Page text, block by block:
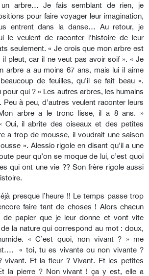
un arbre… Je fais semblant de rien, je
pour faire voyager leur imagination,
entrent dans la danse… Au retour, je
le veulent de raconter l’histoire de leur
seulement. « Je crois que mon arbre est
il pleut, car il ne veut pas avoir soif ». « Je
arbre a au moins 67 ans, mais lui il aime
de feuilles, qu’il se fait beau ».
pour qui ? « Les autres arbres, les humains
à peu, d’autres veulent raconter leurs
arbre a le tronc lisse, il a 8 ans. »
Oui, il abrite des oiseaux et des petites
a trop de mousse, il voudrait une saison
». Alessio rigole en disant qu’il a une
peur qu’on se moque de lui, c’est quoi
qui ont une vie ?? Son frère rigole aussi
presque l’heure !! Le temps passe trop
faire tant de choses ! Alors chacun
papier que je leur donne et vont vite
de la nature qui correspond au mot : doux,
« C’est quoi, non vivant ? » me
« toi, tu es vivante ou non vivante ?
vivant. Et la fleur ? Vivant. Et les petites
la pierre ? Non vivant ! ça y est, elle a